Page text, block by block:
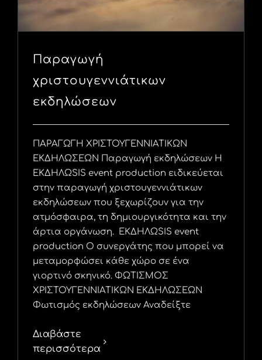
Παραγωγή
χριστουγεννιάτικων
εκδηλώσεων
ΠΑΡΑΓΩΓΗ ΧΡΙΣΤΟΥΓΕΝΝΙΑΤΙΚΩΝ
ΕΚΔΗΛΩΣΕΩΝ Παραγωγή εκδηλώσεων Η
ΕΚΔΗΛΩSIS event production ειδικεύεται
στην παραγωγή χριστουγεννιάτικων
εκδηλώσεων που ξεχωρίζουν για την
ατμόσφαιρα, τη δημιουργικότητα και την
άρτια οργάνωση. ΕΚΔΗΛΩSIS event
production Ο συνεργάτης που μπορεί να
μεταμορφώσει κάθε χώρο σε ένα
γιορτινό σκηνικό. ΦΩΤΙΣΜΟΣ
ΧΡΙΣΤΟΥΓΕΝΝΙΑΤΙΚΩΝ ΕΚΔΗΛΩΣΕΩΝ
Φωτισμός εκδηλώσεων Αναδείξτε
Διαβάστε
περισσότερα